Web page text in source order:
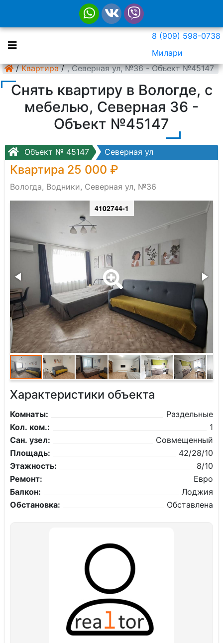
8 (909) 598-0738
Милари
/ Квартира /
Водники, Северная ул, №36 - Объект №45147
Снять квартиру в Вологде, с
мебелью, Северная 36 -
Объект №45147
Объект № 45147 Северная ул
Квартира 25 000 ₽
Вологда, Водники, Северная ул, №36
4102744-1
Характеристики объекта
Комнаты:
Раздельные
Кол. ком.:
1
Сан. узел:
Совмещенный
Площадь:
42/28/10
Этажность:
8/10
Ремонт:
Евро
Балкон:
Лоджия
Обстановка:
Обставлена